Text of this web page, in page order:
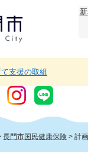
支援の取組
長門市国民健康保険 > 計